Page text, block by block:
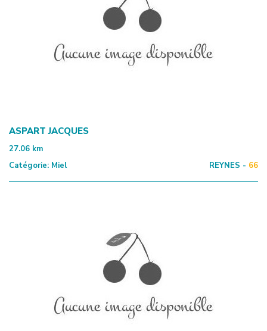
ASPART JACQUES
27.06 km
Catégorie: Miel REYNES - 66